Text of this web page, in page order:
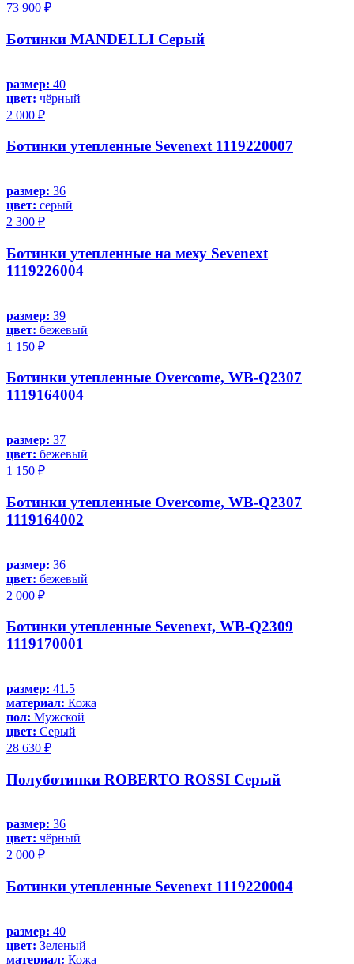
73 900 ₽
Ботинки MANDELLI Серый
размер: 40
цвет: чёрный
2 000 ₽
Ботинки утепленные Sevenext 1119220007
размер: 36
цвет: серый
2 300 ₽
Ботинки утепленные на меху Sevenext
1119226004
размер: 39
цвет: бежевый
1 150 ₽
Ботинки утепленные Overcome, WB-Q2307
1119164004
размер: 37
цвет: бежевый
1 150 ₽
Ботинки утепленные Overcome, WB-Q2307
1119164002
размер: 36
цвет: бежевый
2 000 ₽
Ботинки утепленные Sevenext, WB-Q2309
1119170001
размер: 41.5
материал: Кожа
пол: Мужской
цвет: Серый
28 630 ₽
Полуботинки ROBERTO ROSSI Серый
размер: 36
цвет: чёрный
2 000 ₽
Ботинки утепленные Sevenext 1119220004
размер: 40
цвет: Зеленый
материал: Кожа